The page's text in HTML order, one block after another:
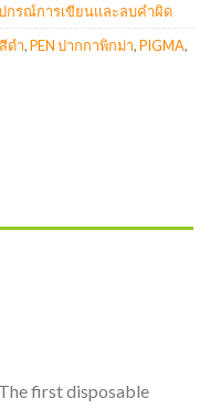
กรณ์การเขียนและลบคำผิด
ดำ,PEN ปากกาพิกม่า,PIGMA,
first disposable